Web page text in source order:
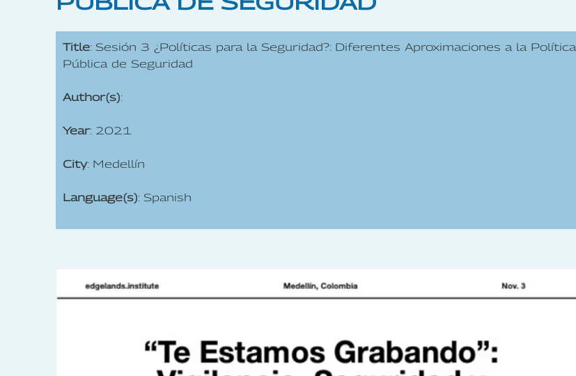
Title: Sesión 3 ¿Políticas para la Seguridad?: Diferentes Aproximaciones a la Política
Pública de Seguridad
Author(s):
Year: 2021
City: Medellín
Language(s): Spanish